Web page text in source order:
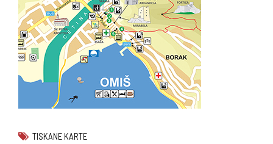
TISKANE KARTE